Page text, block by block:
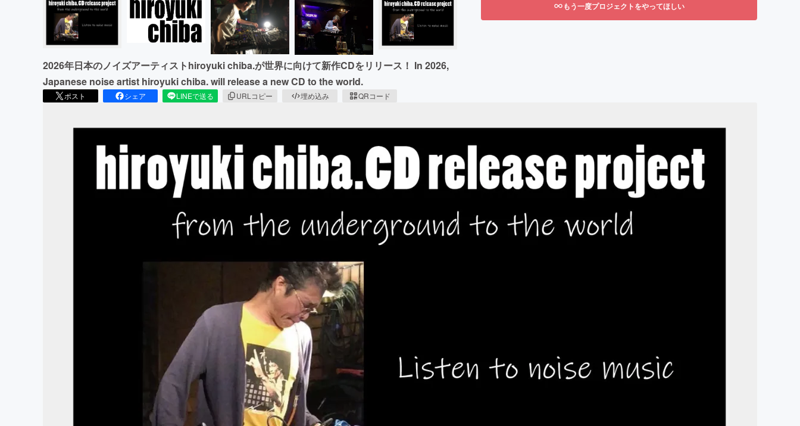
2026年日本のノイズアーティストhiroyuki chiba.が世界に向けて新作CDをリリース！ In 2026,
Japanese noise artist hiroyuki chiba. will release a new CD to the world.
ポスト シェア LINEで送る URLコピー 埋め込み QRコード
もう一度プロジェクトをやってほしい